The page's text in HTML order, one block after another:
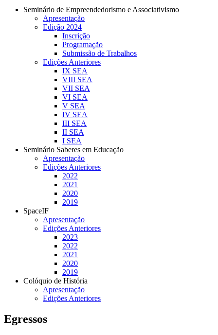
Seminário de Empreendedorismo e Associativismo
Apresentação
Edição 2024
Inscrição
Programação
Submissão de Trabalhos
Edições Anteriores
IX SEA
VIII SEA
VII SEA
VI SEA
V SEA
IV SEA
III SEA
II SEA
I SEA
Seminário Saberes em Educação
Apresentação
Edições Anteriores
2022
2021
2020
2019
SpaceIF
Apresentação
Edições Anteriores
2023
2022
2021
2020
2019
Colóquio de História
Apresentação
Edições Anteriores
Egressos